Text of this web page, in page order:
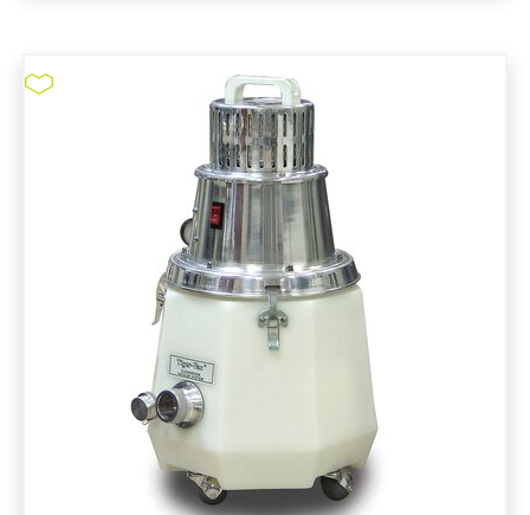
ESD-Rundbürste mit Loch für
Button Lock #323312A
pure11 Nr.: 1111048, Marke: Tiger-Vac
Marke: Tiger-Vac
Material Reinigungssysteme: Kunststoff
Antistatisch
ESD-Eigenschaften
Länge in mm: 75 mm
ESD-Rundbürste mit Loch für Button Lock